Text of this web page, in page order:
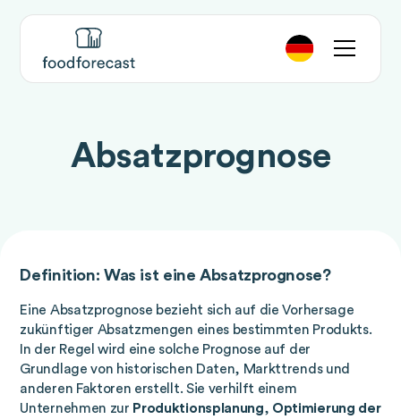
Absatzprognose
Definition: Was ist eine Absatzprognose?
Eine Absatzprognose bezieht sich auf die Vorhersage
zukünftiger Absatzmengen eines bestimmten Produkts.
In der Regel wird eine solche Prognose auf der
Grundlage von historischen Daten, Markttrends und
anderen Faktoren erstellt. Sie verhilft einem
Unternehmen zur Produktionsplanung, Optimierung der